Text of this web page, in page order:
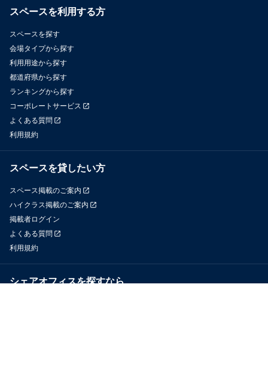
スペースを利用する方
スペースを探す
会場タイプから探す
利用用途から探す
都道府県から探す
ランキングから探す
コーポレートサービス
よくある質問
利用規約
スペースを貸したい方
スペース掲載のご案内
ハイクラス掲載のご案内
掲載者ログイン
よくある質問
利用規約
シェアオフィスを探すなら